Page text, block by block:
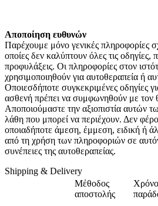
Αποποίηση ευθυνών
Παρέχουμε μόνο γενικές πληροφορίες
οποίες δεν καλύπτουν όλες τις οδηγίες,
προφυλάξεις. Οι πληροφορίες στον
χρησιμοποιηθούν για αυτοθεραπεία ή
Οποιεσδήποτε συγκεκριμένες οδηγίες
ασθενή πρέπει να συμφωνηθούν με τον
Αποποιούμαστε την αξιοπιστία αυτών
λάθη που μπορεί να περιέχουν. Δεν
οποιαδήποτε άμεση, έμμεση, ειδική ή
από τη χρήση των πληροφοριών σε
συνέπειες της αυτοθεραπείας.
Shipping & Delivery
Μέθοδος
αποστολής